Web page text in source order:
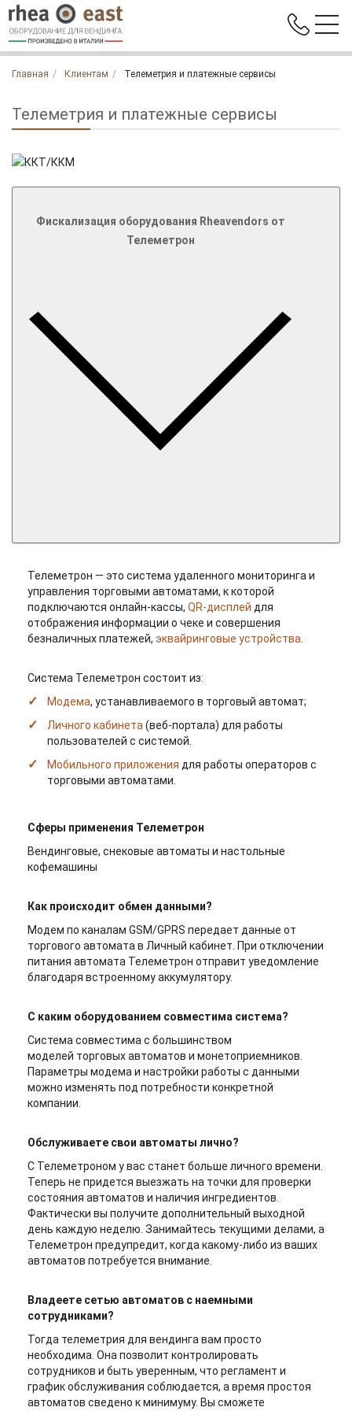
Главная Клиентам Телеметрия и платежные сервисы
Телеметрия и платежные сервисы
Фискализация оборудования Rheavendors от
Телеметрон
Телеметрон — это система удаленного мониторинга и
управления торговыми автоматами, к которой
подключаются онлайн-кассы, QR-дисплей для
отображения информации о чеке и совершения
безналичных платежей, эквайринговые устройства
Система Телеметрон состоит из:
Модема, устанавливаемого в торговый автомат;
Личного кабинета (веб-портала) для работы
пользователей с системой.
Мобильного приложения для работы операторов с
торговыми автоматами.
Сферы применения Телеметрон
Вендинговые, снековые автоматы и настольные
кофемашины
Как происходит обмен данными?
Модем по каналам GSM/GPRS передает данные от
торгового автомата в Личный кабинет. При отключении
питания автомата Телеметрон отправит уведомление
благодаря встроенному аккумулятору.
С каким оборудованием совместима система?
Система совместима с большинством
моделей торговых автоматов и монетоприемников.
Параметры модема и настройки работы с данными
можно изменять под потребности конкретной
компании.
Обслуживаете свои автоматы лично?
С Телеметроном у вас станет больше личного времени.
Теперь не придется выезжать на точки для проверки
состояния автоматов и наличия ингредиентов.
Фактически вы получите дополнительный выходной
день каждую неделю. Занимайтесь текущими делами, а
Телеметрон предупредит, когда какому-либо из ваших
автоматов потребуется внимание.
Владеете сетью автоматов с наемными
сотрудниками?
Тогда телеметрия для вендинга вам просто
необходима. Она позволит контролировать
сотрудников и быть уверенным, что регламент и
график обслуживания соблюдается, а время простоя
автоматов сведено к минимуму. Вы сможете